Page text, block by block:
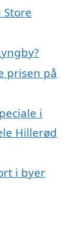
prisen på
i
Hillerød
i byer